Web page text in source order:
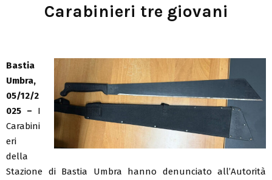
Carabinieri tre giovani
Bastia
Umbra,
05/12/2
025 – I
Carabini
eri
della
Stazione di Bastia Umbra hanno denunciato all’Autorità